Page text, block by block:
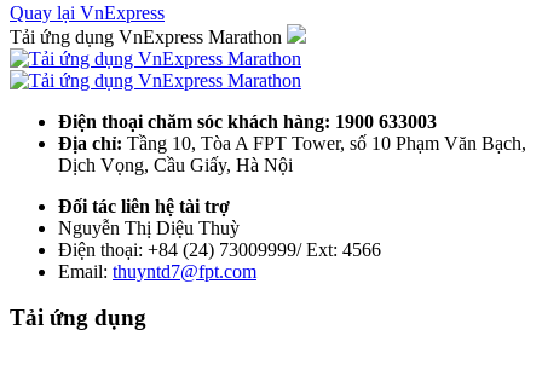
Quay lại VnExpress
Tải ứng dụng VnExpress Marathon
Điện thoại chăm sóc khách hàng: 1900 633003
Địa chỉ: Tầng 10, Tòa A FPT Tower, số 10 Phạm Văn Bạch,
Dịch Vọng, Cầu Giấy, Hà Nội
Đối tác liên hệ tài trợ
Nguyễn Thị Diệu Thuỳ
Điện thoại: +84 (24) 73009999/ Ext: 4566
Email: thuyntd7@fpt.com
Tải ứng dụng